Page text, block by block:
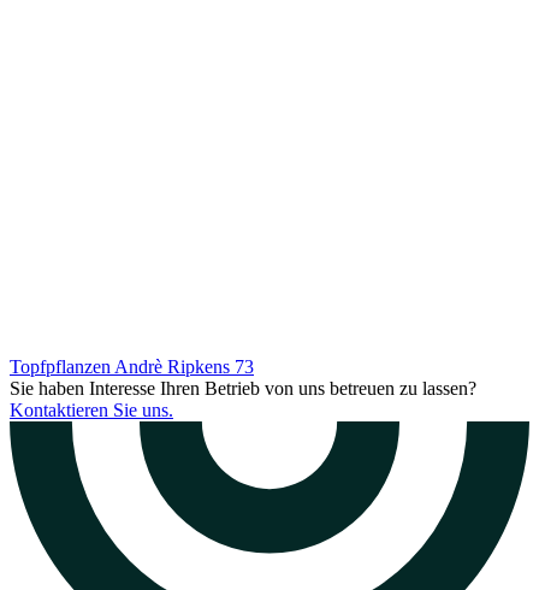
Topfpflanzen Andrè Ripkens 73
Sie haben Interesse Ihren Betrieb von uns betreuen zu lassen?
Kontaktieren Sie uns.